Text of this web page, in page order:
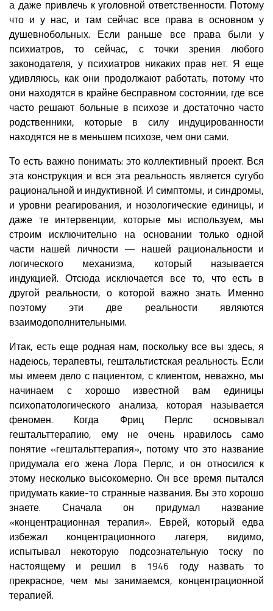
а даже привлечь к уголовной ответственности. Потому
что и у нас, и там сейчас все права в основном у
душевнобольных. Если раньше все права были у
психиатров, то сейчас, с точки зрения любого
законодателя, у психиатров никаких прав нет. Я еще
удивляюсь, как они продолжают работать, потому что
они находятся в крайне бесправном состоянии, где все
часто решают больные в психозе и достаточно часто
родственники, которые в силу индуцированности
находятся не в меньшем психозе, чем они сами.
То есть важно понимать: это коллективный проект. Вся
эта конструкция и вся эта реальность является сугубо
рациональной и индуктивной. И симптомы, и синдромы,
и уровни реагирования, и нозологические единицы, и
даже те интервенции, которые мы используем, мы
строим исключительно на основании только одной
части нашей личности — нашей рациональности и
логического механизма, который называется
индукцией. Отсюда исключается все то, что есть в
другой реальности, о которой важно знать. Именно
поэтому эти две реальности являются
взаимодополнительными.
Итак, есть еще родная нам, поскольку все вы здесь, я
надеюсь, терапевты, гештальтистская реальность. Если
мы имеем дело с пациентом, с клиентом, неважно, мы
начинаем с хорошо известной вам единицы
психопатологического анализа, которая называется
феномен. Когда Фриц Перлс основывал
гештальттерапию, ему не очень нравилось само
понятие «гештальттерапия», потому что это название
придумала его жена Лора Перлс, и он относился к
этому несколько высокомерно. Он все время пытался
придумать какие-то странные названия. Вы это хорошо
знаете. Сначала он придумал название
«концентрационная терапия». Еврей, который едва
избежал концентрационного лагеря, видимо,
испытывал некоторую подсознательную тоску по
настоящему и решил в 1946 году назвать то
прекрасное, чем мы занимаемся, концентрационной
терапией.